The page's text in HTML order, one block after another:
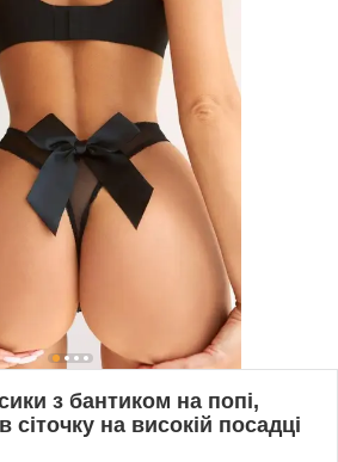
з бантиком на попі,
сіточку на високій посадці